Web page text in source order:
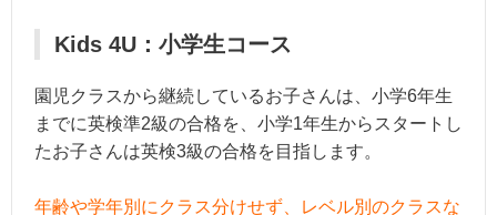
Kids 4U：小学生コース
園児クラスから継続しているお子さんは、小学6年生
までに英検準2級の合格を、小学1年生からスタートし
たお子さんは英検3級の合格を目指します。
年齢や学年別にクラス分けせず、レベル別のクラスな